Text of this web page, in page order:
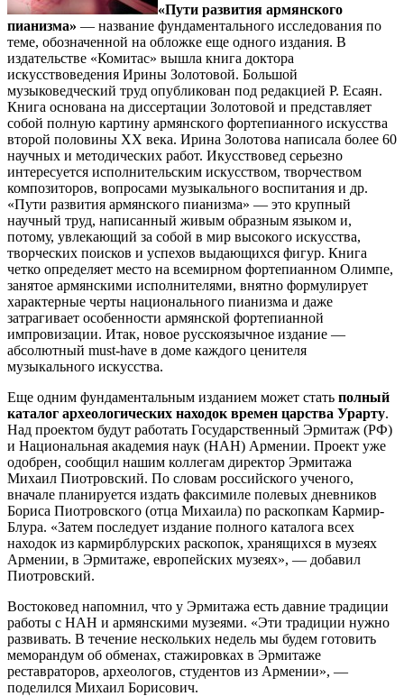
«Пути развития армянского
пианизма» — название фундаментального исследования по
теме, обозначенной на обложке еще одного издания. В
издательстве «Комитас» вышла книга доктора
искусствоведения Ирины Золотовой. Большой
музыковедческий труд опубликован под редакцией Р. Есаян.
Книга основана на диссертации Золотовой и представляет
собой полную картину армянского фортепианного искусства
второй половины XX века. Ирина Золотова написала более 60
научных и методических работ. Икусствовед серьезно
интересуется исполнительским искусством, творчеством
композиторов, вопросами музыкального воспитания и др.
«Пути развития армянского пианизма» — это крупный
научный труд, написанный живым образным языком и,
потому, увлекающий за собой в мир высокого искусства,
творческих поисков и успехов выдающихся фигур. Книга
четко определяет место на всемирном фортепианном Олимпе,
занятое армянскими исполнителями, внятно формулирует
характерные черты национального пианизма и даже
затрагивает особенности армянской фортепианной
импровизации. Итак, новое русскоязычное издание —
абсолютный must-have в доме каждого ценителя
музыкального искусства.
Еще одним фундаментальным изданием может стать полный
каталог археологических находок времен царства Урарту.
Над проектом будут работать Государственный Эрмитаж (РФ)
и Национальная академия наук (НАН) Армении. Проект уже
одобрен, сообщил нашим коллегам директор Эрмитажа
Михаил Пиотровский. По словам российского ученого,
вначале планируется издать факсимиле полевых дневников
Бориса Пиотровского (отца Михаила) по раскопкам Кармир-
Блура. «Затем последует издание полного каталога всех
находок из кармирблурских раскопок, хранящихся в музеях
Армении, в Эрмитаже, европейских музеях», — добавил
Пиотровский.
Востоковед напомнил, что у Эрмитажа есть давние традиции
работы с НАН и армянскими музеями. «Эти традиции нужно
развивать. В течение нескольких недель мы будем готовить
меморандум об обменах, стажировках в Эрмитаже
реставраторов, археологов, студентов из Армении», —
поделился Михаил Борисович.